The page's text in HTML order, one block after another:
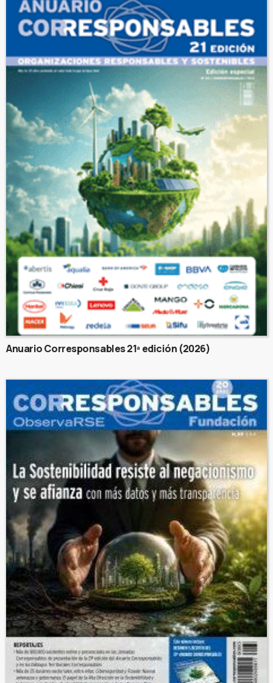
Anuario Corresponsables 21ª edición (2026)